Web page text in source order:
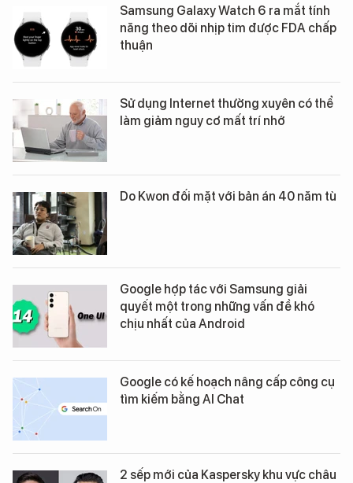
Samsung Galaxy Watch 6 ra mắt tính
năng theo dõi nhịp tim được FDA chấp
thuận
Sử dụng Internet thường xuyên có thể
làm giảm nguy cơ mất trí nhớ
Do Kwon đối mặt với bản án 40 năm tù
Google hợp tác với Samsung giải
quyết một trong những vấn đề khó
chịu nhất của Android
Google có kế hoạch nâng cấp công cụ
tìm kiếm bằng AI Chat
2 sếp mới của Kaspersky khu vực châu